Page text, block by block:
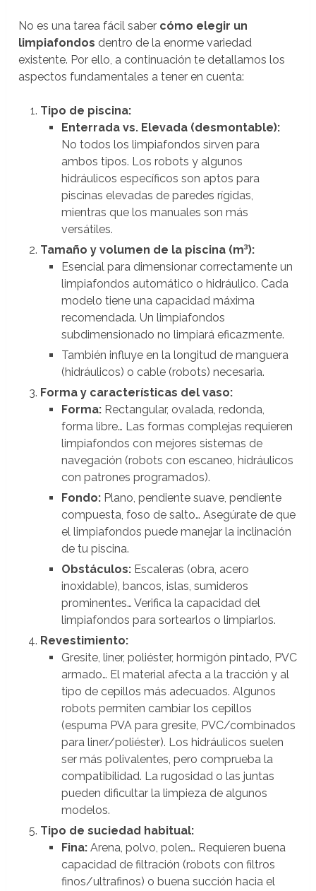
No es una tarea fácil saber cómo elegir un
limpiafondos dentro de la enorme variedad
existente. Por ello, a continuación te detallamos los
aspectos fundamentales a tener en cuenta:
Tipo de piscina:
Enterrada vs. Elevada (desmontable):
No todos los limpiafondos sirven para
ambos tipos. Los robots y algunos
hidráulicos específicos son aptos para
piscinas elevadas de paredes rígidas,
mientras que los manuales son más
versátiles.
Tamaño y volumen de la piscina (m³):
Esencial para dimensionar correctamente un
limpiafondos automático o hidráulico. Cada
modelo tiene una capacidad máxima
recomendada. Un limpiafondos
subdimensionado no limpiará eficazmente.
También influye en la longitud de manguera
(hidráulicos) o cable (robots) necesaria.
Forma y características del vaso:
Forma:Rectangular, ovalada, redonda,
forma libre… Las formas complejas requieren
limpiafondos con mejores sistemas de
navegación (robots con escaneo, hidráulicos
con patrones programados).
Fondo:Plano, pendiente suave, pendiente
compuesta, foso de salto… Asegúrate de que
el limpiafondos puede manejar la inclinación
de tu piscina.
Obstáculos:Escaleras (obra, acero
inoxidable), bancos, islas, sumideros
prominentes… Verifica la capacidad del
limpiafondos para sortearlos o limpiarlos.
Revestimiento:
Gresite, liner, poliéster, hormigón pintado, PVC
armado… El material afecta a la tracción y al
tipo de cepillos más adecuados. Algunos
robots permiten cambiar los cepillos
(espuma PVA para gresite, PVC/combinados
para liner/poliéster). Los hidráulicos suelen
ser más polivalentes, pero comprueba la
compatibilidad. La rugosidad o las juntas
pueden dificultar la limpieza de algunos
modelos.
Tipo de suciedad habitual:
Fina:Arena, polvo, polen… Requieren buena
capacidad de filtración (robots con filtros
finos/ultrafinos) o buena succión hacia el